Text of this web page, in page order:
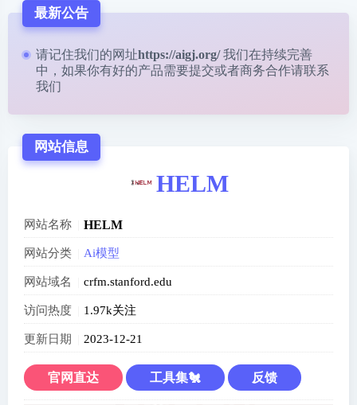
最新公告
请记住我们的网址https://aigj.org/ 我们在持续完善
中，如果你有好的产品需要提交或者商务合作请联系
我们
网站信息
HELM
网站名称 HELM
网站分类 Ai模型
网站域名 crfm.stanford.edu
访问热度 1.97k关注
更新日期 2023-12-21
官网直达 工具集🐔 反馈